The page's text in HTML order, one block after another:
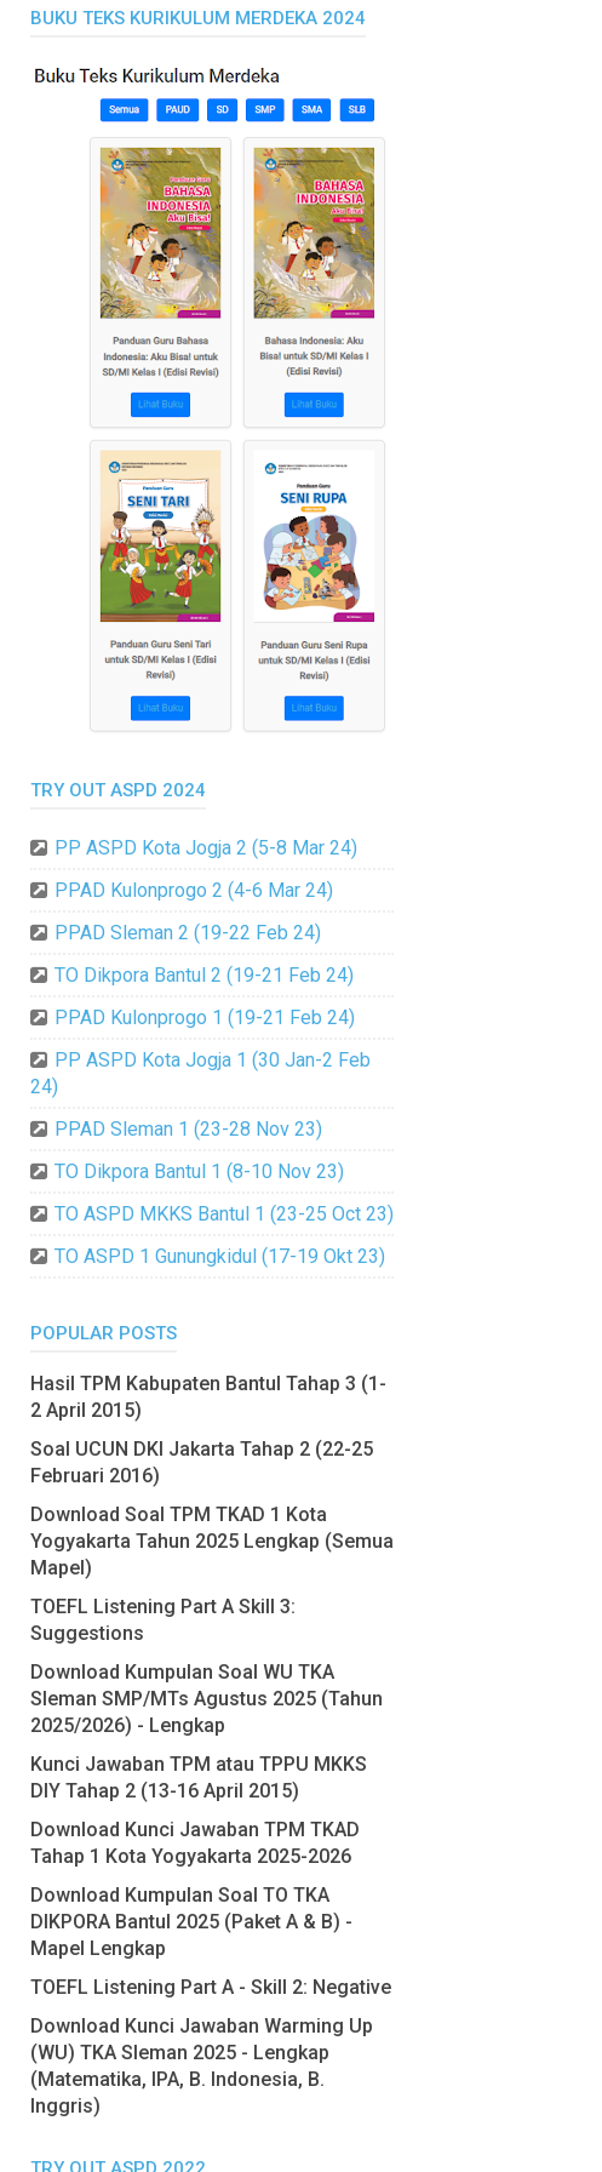
BUKU TEKS KURIKULUM MERDEKA 2024
TRY OUT ASPD 2024
PP ASPD Kota Jogja 2 (5-8 Mar 24)
PPAD Kulonprogo 2 (4-6 Mar 24)
PPAD Sleman 2 (19-22 Feb 24)
TO Dikpora Bantul 2 (19-21 Feb 24)
PPAD Kulonprogo 1 (19-21 Feb 24)
PP ASPD Kota Jogja 1 (30 Jan-2 Feb
24)
PPAD Sleman 1 (23-28 Nov 23)
TO Dikpora Bantul 1 (8-10 Nov 23)
TO ASPD MKKS Bantul 1 (23-25 Oct 23)
TO ASPD 1 Gunungkidul (17-19 Okt 23)
POPULAR POSTS
Hasil TPM Kabupaten Bantul Tahap 3 (1-
2 April 2015)
Soal UCUN DKI Jakarta Tahap 2 (22-25
Februari 2016)
Download Soal TPM TKAD 1 Kota
Yogyakarta Tahun 2025 Lengkap (Semua
Mapel)
TOEFL Listening Part A Skill 3:
Suggestions
Download Kumpulan Soal WU TKA
Sleman SMP/MTs Agustus 2025 (Tahun
2025/2026) - Lengkap
Kunci Jawaban TPM atau TPPU MKKS
DIY Tahap 2 (13-16 April 2015)
Download Kunci Jawaban TPM TKAD
Tahap 1 Kota Yogyakarta 2025-2026
Download Kumpulan Soal TO TKA
DIKPORA Bantul 2025 (Paket A & B) -
Mapel Lengkap
TOEFL Listening Part A - Skill 2: Negative
Download Kunci Jawaban Warming Up
(WU) TKA Sleman 2025 - Lengkap
(Matematika, IPA, B. Indonesia, B.
Inggris)